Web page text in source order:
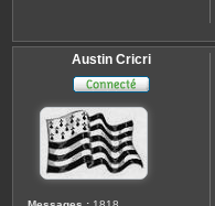
p
h
i
e
Austin Cricri